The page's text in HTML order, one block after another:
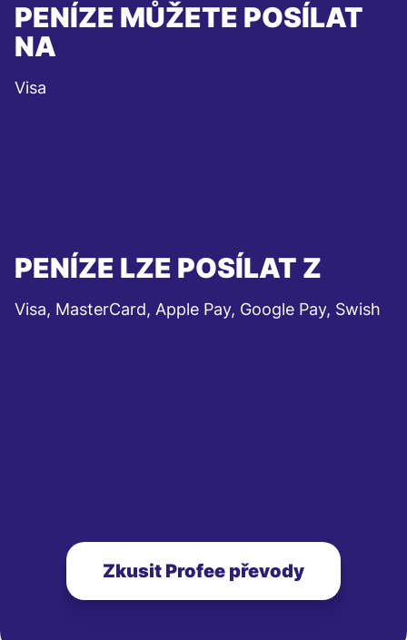
PENÍZE MŮŽETE POSÍLAT
NA
Visa
PENÍZE LZE POSÍLAT Z
Visa, MasterCard, Apple Pay, Google Pay, Swish
Zkusit Profee převody